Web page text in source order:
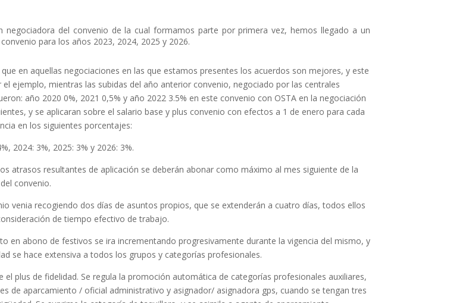
negociadora del convenio de la cual formamos parte por primera vez, hemos llegado a un
para los años 2023, 2024, 2025 y 2026.
que en aquellas negociaciones en las que estamos presentes los acuerdos son mejores, y este
el ejemplo, mientras las subidas del año anterior convenio, negociado por las centrales
año 2020 0%, 2021 0,5% y año 2022 3.5% en este convenio con OSTA en la negociación
y se aplicaran sobre el salario base y plus convenio con efectos a 1 de enero para cada
en los siguientes porcentajes:
2024: 3%, 2025: 3% y 2026: 3%.
atrasos resultantes de aplicación se deberán abonar como máximo al mes siguiente de la
convenio.
venia recogiendo dos días de asuntos propios, que se extenderán a cuatro días, todos ellos
de tiempo efectivo de trabajo.
en abono de festivos se ira incrementando progresivamente durante la vigencia del mismo, y
se hace extensiva a todos los grupos y categorías profesionales.
el plus de fidelidad. Se regula la promoción automática de categorías profesionales auxiliares,
de aparcamiento / oficial administrativo y asignador/ asignadora gps, cuando se tengan tres